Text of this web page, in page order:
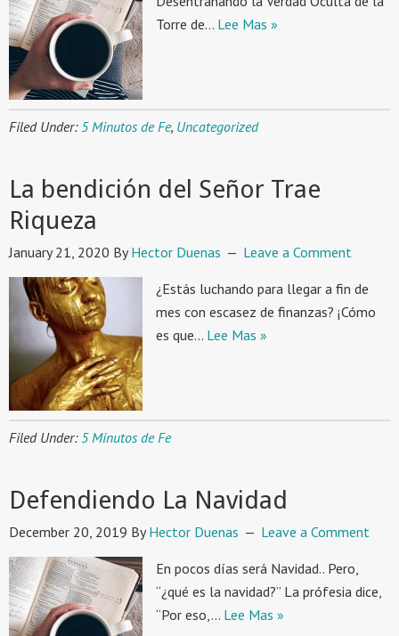
Torre de… Lee Mas »
Filed Under: 5 Minutos de Fe, Uncategorized
La bendición del Señor Trae
Riqueza
January 21, 2020 ByHector Duenas Leave a Comment
¿Estás luchando para llegar a fin de
mes con escasez de finanzas? ¡Cómo
es que… Lee Mas »
Filed Under: 5 Minutos de Fe
Defendiendo La Navidad
December 20, 2019 ByHector Duenas Leave a Comment
En pocos días será Navidad.. Pero,
“¿qué es la navidad?” La prófesia dice,
“Por eso,… Lee Mas »